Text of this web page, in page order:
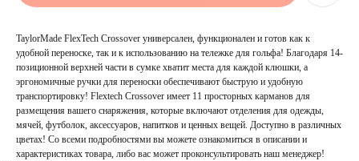
TaylorMade FlexTech Crossover универсален, функционален и готов как к
удобной переноске, так и к использованию на тележке для гольфа! Благодаря 14-
позиционной верхней части в сумке хватит места для каждой клюшки, а
эргономичные ручки для переноски обеспечивают быструю и удобную
транспортировку! Flextech Crossover имеет 11 просторных карманов для
размещения вашего снаряжения, которые включают отделения для одежды,
мячей, футболок, аксессуаров, напитков и ценных вещей. Доступно в различных
цветах! Со всеми подробностями вы можете ознакомиться в описании и
характеристиках товара, либо вас может проконсультировать наш менеджер!